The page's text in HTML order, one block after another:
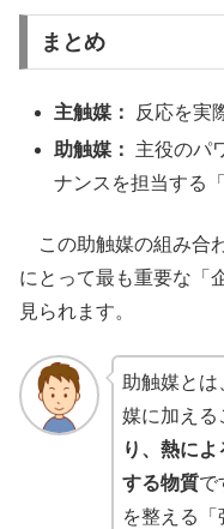
まとめ
主触媒：
反応を実
助触媒：
主役のパ
ナンスを担当する
この助触媒の組み合
にとって最も重要な「
見られます。
助触媒と
媒に加える
り、熱に
する物質で
を整える「